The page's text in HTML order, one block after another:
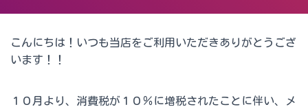
こんにちは！いつも当店をご利用いただきありがとうござ
います！！
１０月より、消費税が１０％に増税されたことに伴い、メ